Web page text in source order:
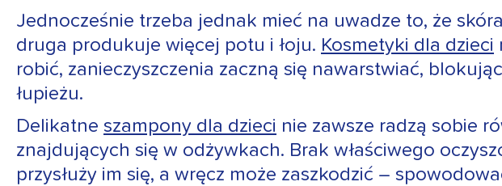
Jednocześnie trzeba jednak mieć na uwadze to, że
druga produkuje więcej potu i łoju. Kosmetyki dla dzieci
robić, zanieczyszczenia zaczną się nawarstwiać,
łupieżu.
Delikatne szampony dla dzieci nie zawsze radzą sobie
znajdujących się w odżywkach. Brak właściwego
przysłuży im się, a wręcz może zaszkodzić –